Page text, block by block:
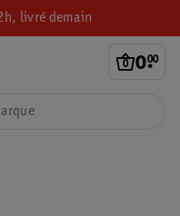
livré demain
0.
00